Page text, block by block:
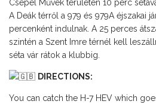
Csepel Művek területén 10 perc
A Deák térről a 979 és 979A éjszakai
percenként indulnak. A 25 perces
szintén a Szent Imre térnél kell
séta vár rátok a klubbig.
DIRECTIONS:
You can catch the H-7 HEV which